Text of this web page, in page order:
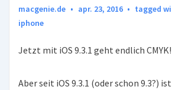
macgenie.de apr. 23, 2016 tagged
iphone
Jetzt mit iOS 9.3.1 geht endlich CMYK!
Aber seit iOS 9.3.1 (oder schon 9.3?)